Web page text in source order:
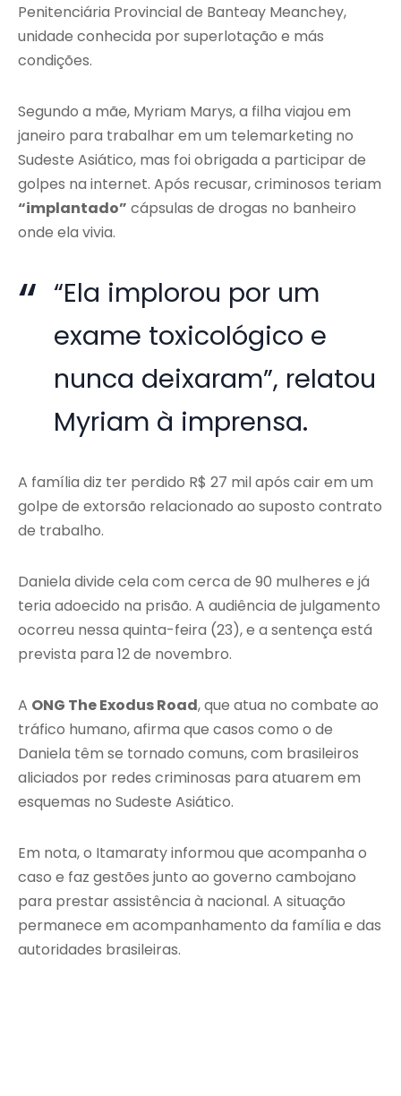
Penitenciária Provincial de Banteay Meanchey,
unidade conhecida por superlotação e más
condições.
Segundo a mãe, Myriam Marys, a filha viajou em
janeiro para trabalhar em um telemarketing no
Sudeste Asiático, mas foi obrigada a participar de
golpes na internet. Após recusar, criminosos teriam
“implantado” cápsulas de drogas no banheiro
onde ela vivia.
“Ela implorou por um
exame toxicológico e
nunca deixaram”, relatou
Myriam à imprensa.
A família diz ter perdido R$ 27 mil após cair em um
golpe de extorsão relacionado ao suposto contrato
de trabalho.
Daniela divide cela com cerca de 90 mulheres e já
teria adoecido na prisão. A audiência de julgamento
ocorreu nessa quinta-feira (23), e a sentença está
prevista para 12 de novembro.
A ONG The Exodus Road, que atua no combate ao
tráfico humano, afirma que casos como o de
Daniela têm se tornado comuns, com brasileiros
aliciados por redes criminosas para atuarem em
esquemas no Sudeste Asiático.
Em nota, o Itamaraty informou que acompanha o
caso e faz gestões junto ao governo cambojano
para prestar assistência à nacional. A situação
permanece em acompanhamento da família e das
autoridades brasileiras.